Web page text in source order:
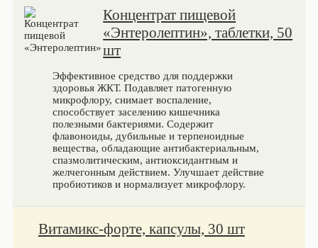
Концентрат пищевой
«Энтеролептин», таблетки, 50
шт
Эффективное средство для поддержки
здоровья ЖКТ. Подавляет патогенную
микрофлору, снимает воспаление,
способствует заселению кишечника
полезными бактериями. Содержит
флавоноиды, дубильные и терпеноидные
вещества, обладающие антибактериальным,
спазмолитическим, антиоксидантным и
желчегонным действием. Улучшает действие
пробиотиков и нормализует микрофлору.
Витамикс-форте, капсулы, 30 шт